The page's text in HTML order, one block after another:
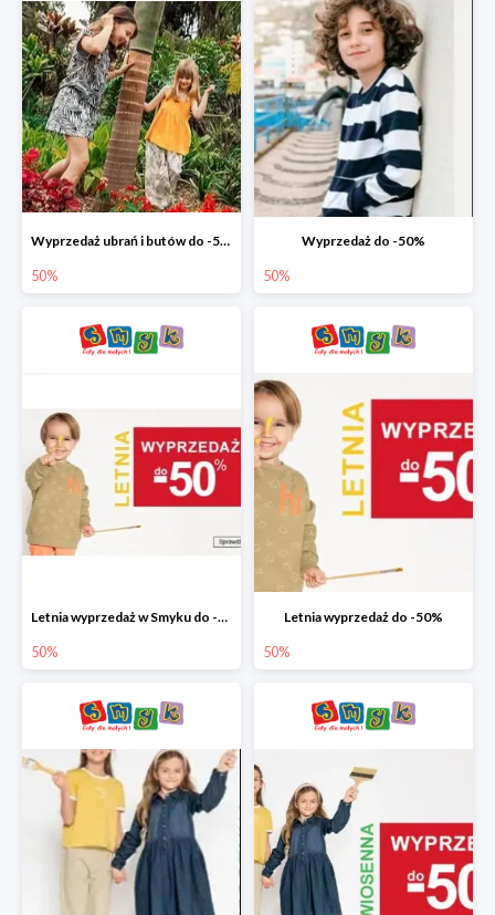
Wyprzedaż ubrań i butów do -50%
50%
Wyprzedaż do -50%
50%
Letnia wyprzedaż w Smyku do -50%
50%
Letnia wyprzedaż do -50%
50%